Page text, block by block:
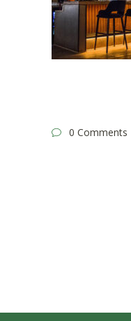
0 Comments